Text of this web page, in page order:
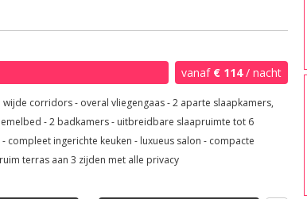
te bezoeken en wie weet mogen we jou
op!
vanaf € 114 / nacht
vliegengaas - 2 aparte slaapkamers,
uitbreidbare slaapruimte tot 6
- ruim terras aan 3 zijden met alle privacy